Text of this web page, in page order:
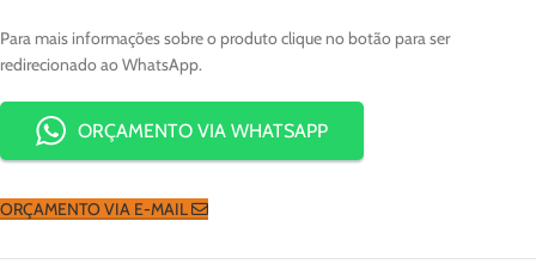
Para mais informações sobre o produto clique no botão para ser
redirecionado ao WhatsApp.
ORÇAMENTO VIA WHATSAPP
ORÇAMENTO VIA E-MAIL